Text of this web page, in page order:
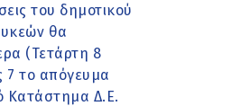
του δημοτικού
θα
(Τετάρτη 8
7 το απόγευμα
Κατάστημα Δ.Ε.